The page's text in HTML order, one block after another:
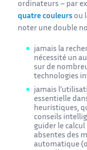
ordinateurs – par
quatre couleurs ou
noter une double
jamais la
nécessité un
sur de
technologies
jamais
essentielle
heuristiques,
conseils
guider le
absentes des
automatique